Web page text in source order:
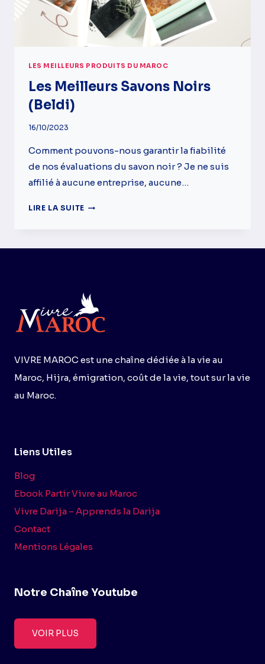
LES MEILLEURS PRODUITS DU MAROC
Les Meilleurs Savons Noirs
(beldi)
16/10/2023
Comment pouvons-nous garantir la fiabilité
de nos évaluations du savon noir ? Je ne suis
affilié à aucune entreprise, aucune…
LIRE LA SUITE LES
VIVRE MAROC est une chaîne dédiée à la vie au
Maroc, Hijra, émigration, coût de la vie, tout sur la vie
au Maroc.
Liens Utiles
Blog
Ebook Partir Vivre au Maroc
Vivre Darija – Apprends la Darija
Contact
Mentions Légales
Notre Chaîne Youtube
VOIR PLUS